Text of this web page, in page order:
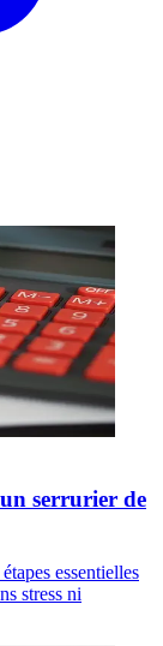
serrurier de
essentielles
stress ni